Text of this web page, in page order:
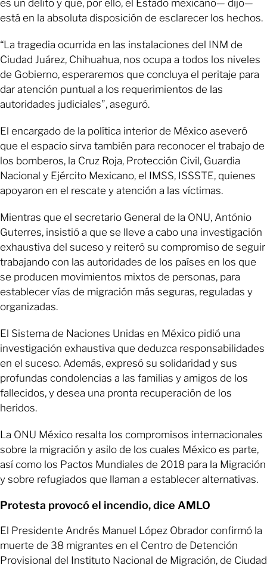
es un delito y que, por ello, el Estado mexicano— dijo—
está en la absoluta disposición de esclarecer los hechos.
“La tragedia ocurrida en las instalaciones del INM de
Ciudad Juárez, Chihuahua, nos ocupa a todos los niveles
de Gobierno, esperaremos que concluya el peritaje para
dar atención puntual a los requerimientos de las
autoridades judiciales”, aseguró.
El encargado de la política interior de México aseveró
que el espacio sirva también para reconocer el trabajo de
los bomberos, la Cruz Roja, Protección Civil, Guardia
Nacional y Ejército Mexicano, el IMSS, ISSSTE, quienes
apoyaron en el rescate y atención a las víctimas.
Mientras que el secretario General de la ONU, António
Guterres, insistió a que se lleve a cabo una investigación
exhaustiva del suceso y reiteró su compromiso de seguir
trabajando con las autoridades de los países en los que
se producen movimientos mixtos de personas, para
establecer vías de migración más seguras, reguladas y
organizadas.
El Sistema de Naciones Unidas en México pidió una
investigación exhaustiva que deduzca responsabilidades
en el suceso. Además, expresó su solidaridad y sus
profundas condolencias a las familias y amigos de los
fallecidos, y desea una pronta recuperación de los
heridos.
La ONU México resalta los compromisos internacionales
sobre la migración y asilo de los cuales México es parte,
así como los Pactos Mundiales de 2018 para la Migración
y sobre refugiados que llaman a establecer alternativas.
Protesta provocó el incendio, dice AMLO
El Presidente Andrés Manuel López Obrador confirmó la
muerte de 38 migrantes en el Centro de Detención
Provisional del Instituto Nacional de Migración, de Ciudad